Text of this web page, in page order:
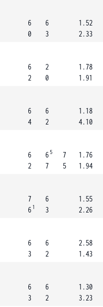
6
0
6
3
1.52
2.33
6
2
2
0
1.78
1.91
6
4
6
2
1.18
4.10
6
2
6 5
7
7
5
1.76
1.94
7
6 1
6
3
1.55
2.26
6
3
6
2
2.58
1.43
6
3
6
2
1.30
3.23